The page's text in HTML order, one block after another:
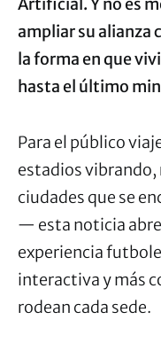
ampliar su alianza
la forma en que
hasta el último
Para el público
estadios
ciudades que se
— esta noticia
experiencia
interactiva y más
rodean cada sede.